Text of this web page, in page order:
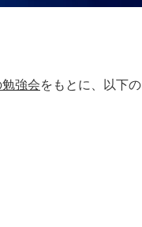
強会をもとに、以下の